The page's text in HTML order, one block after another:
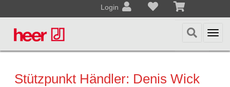
Login
Stützpunkt Händler: Denis Wick